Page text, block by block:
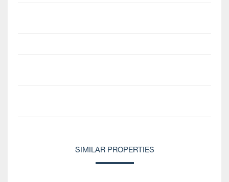
SIMILAR PROPERTIES